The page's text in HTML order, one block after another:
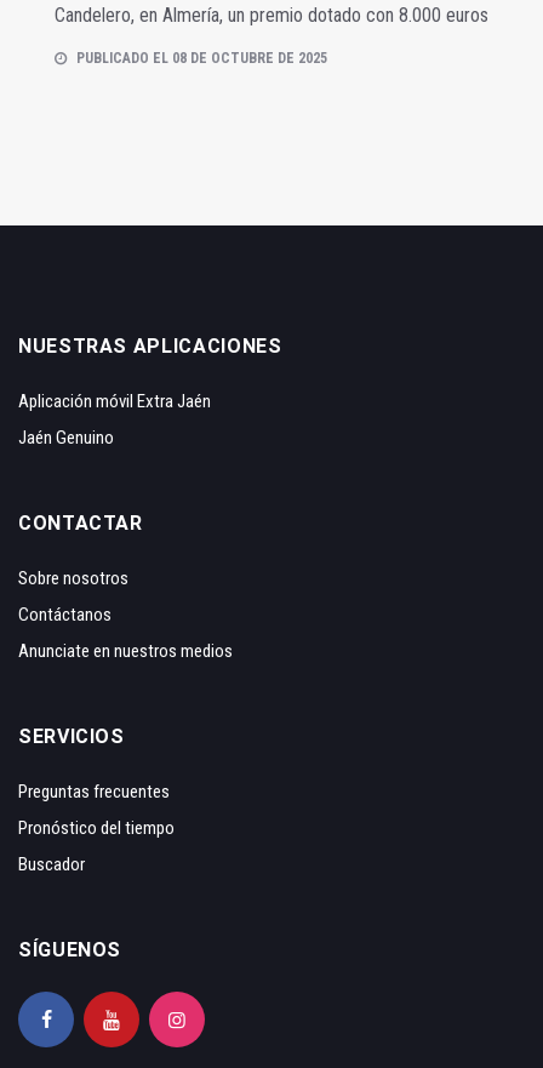
Candelero, en Almería, un premio dotado con 8.000 euros
PUBLICADO EL 08 DE OCTUBRE DE 2025
NUESTRAS APLICACIONES
Aplicación móvil Extra Jaén
Jaén Genuino
CONTACTAR
Sobre nosotros
Contáctanos
Anunciate en nuestros medios
SERVICIOS
Preguntas frecuentes
Pronóstico del tiempo
Buscador
SÍGUENOS